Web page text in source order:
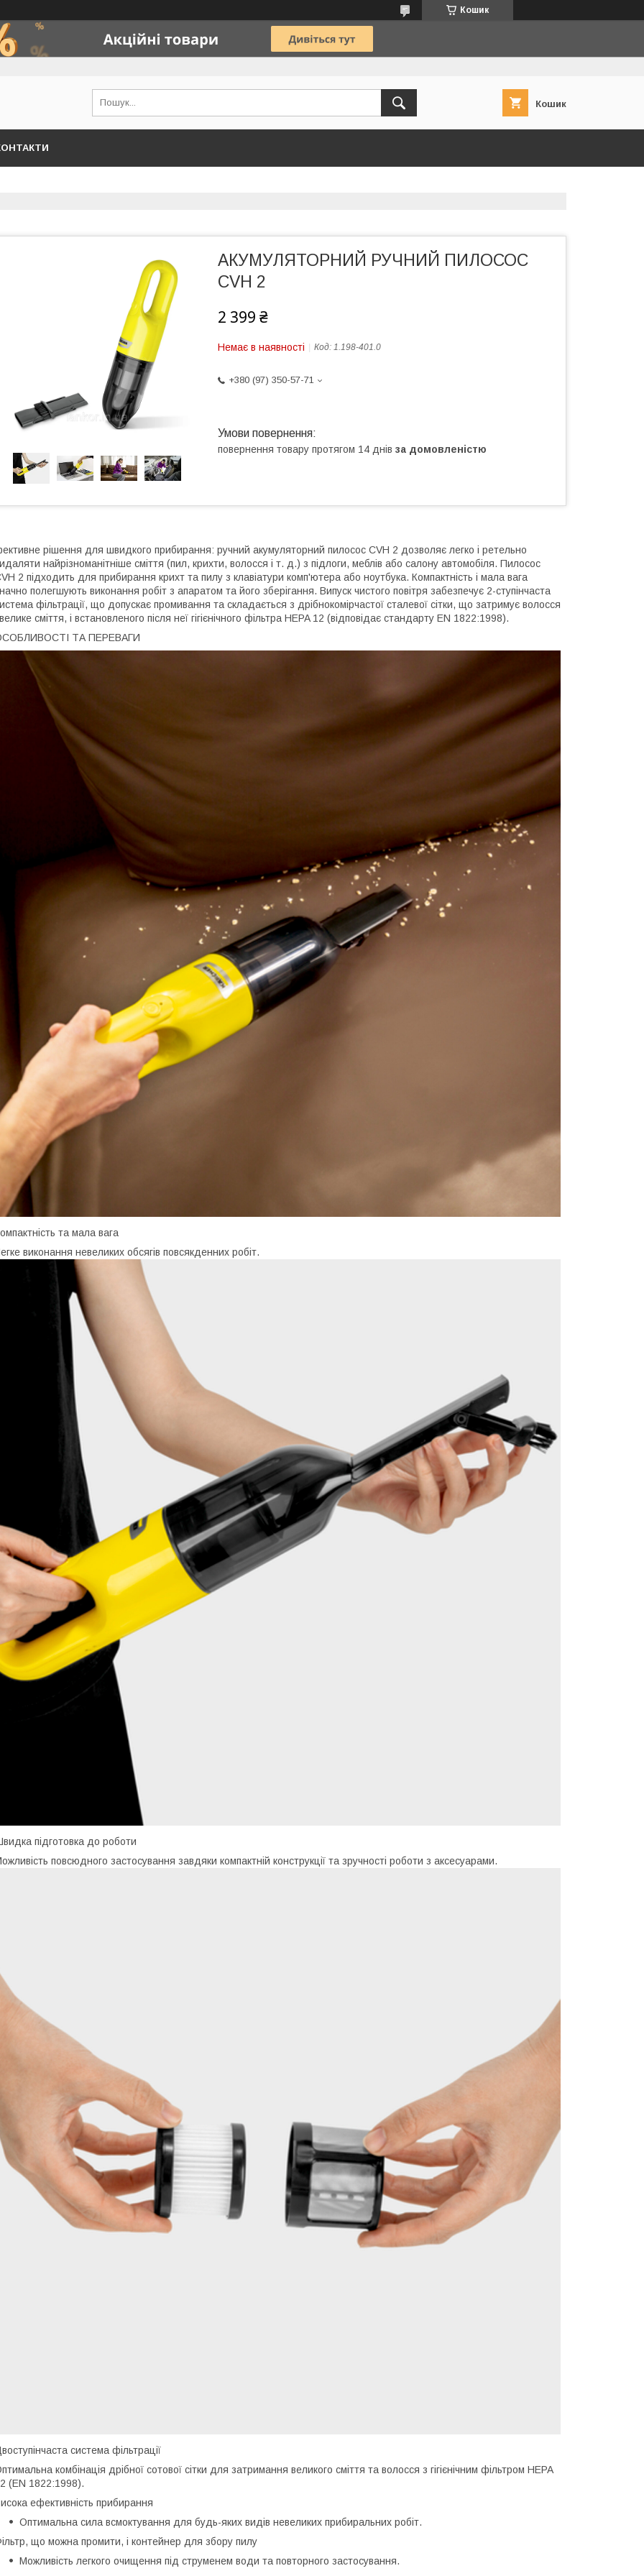
Кошик
Кошик
АКУМУЛЯТОРНИЙ РУЧНИЙ ПИЛОСОС
CVH 2
2 399 ₴
Немає в наявності Код: 1.198-401.0
+380 (97) 350-57-71
повернення товару протягом 14 днів за домовленістю
рішення для швидкого прибирання: ручний акумуляторний пилосос CVH 2 дозволяє легко і ретельно
найрізноманітніше сміття (пил, крихти, волосся і т. д.) з підлоги, меблів або салону автомобіля. Пилосос
2 підходить для прибирання крихт та пилу з клавіатури комп'ютера або ноутбука. Компактність і мала вага
полегшують виконання робіт з апаратом та його зберігання. Випуск чистого повітря забезпечує 2-ступінчаста
фільтрації, що допускає промивання та складається з дрібнокомірчастої сталевої сітки, що затримує волосся
велике сміття, і встановленого після неї гігієнічного фільтра HEPA 12 (відповідає стандарту EN 1822:1998).
ТА ПЕРЕВАГИ
та мала вага
виконання невеликих обсягів повсякденних робіт.
підготовка до роботи
повсюдного застосування завдяки компактній конструкції та зручності роботи з аксесуарами.
система фільтрації
комбінація дрібної сотової сітки для затримання великого сміття та волосся з гігієнічним фільтром HEPA
(EN 1822:1998).
ефективність прибирання
Оптимальна сила всмоктування для будь-яких видів невеликих прибиральних робіт.
що можна промити, і контейнер для збору пилу
Можливість легкого очищення під струменем води та повторного застосування.